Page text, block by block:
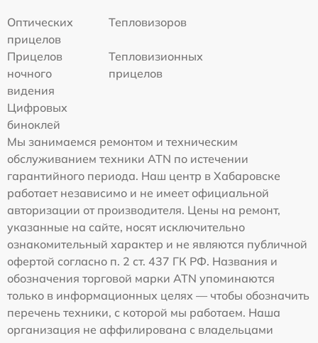
Оптических
прицелов
Тепловизоров
Прицелов
ночного
видения
Тепловизионных
прицелов
Цифровых
биноклей
Мы занимаемся ремонтом и техническим
обслуживанием техники ATN по истечении
гарантийного периода. Наш центр в Хабаровске
работает независимо и не имеет официальной
авторизации от производителя. Цены на ремонт,
указанные на сайте, носят исключительно
ознакомительный характер и не являются публичной
офертой согласно п. 2 ст. 437 ГК РФ. Названия и
обозначения торговой марки ATN упоминаются
только в информационных целях — чтобы обозначить
перечень техники, с которой мы работаем. Наша
организация не аффилирована с владельцами